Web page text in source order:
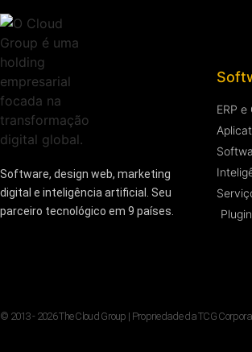
Software, design web, marketing
digital e inteligência artificial. Seu
parceiro tecnológico em 9 países.
ERP e
© 2013 - 2026 The Cloud Group | Propriedade da TCG